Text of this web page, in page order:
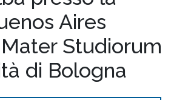
Aires
Studiorum
di Bologna